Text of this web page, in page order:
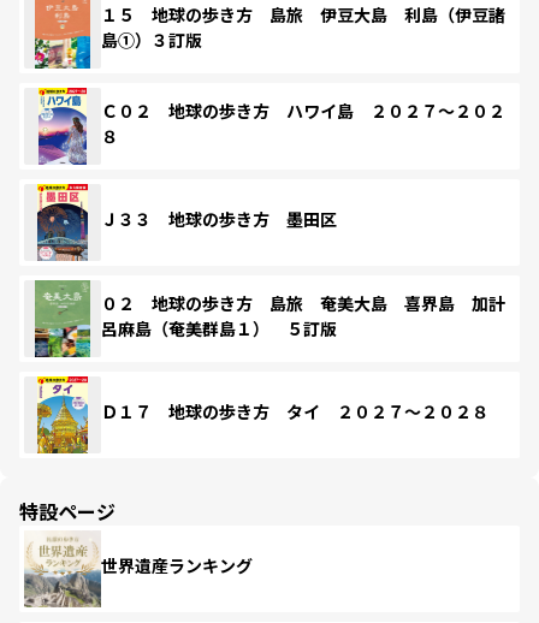
１５ 地球の歩き方 島旅 伊豆大島 利島（伊豆諸
島①）３訂版
Ｃ０２ 地球の歩き方 ハワイ島 ２０２７～２０２
８
Ｊ３３ 地球の歩き方 墨田区
０２ 地球の歩き方 島旅 奄美大島 喜界島 加計
呂麻島（奄美群島１） ５訂版
Ｄ１７ 地球の歩き方 タイ ２０２７～２０２８
特設ページ
世界遺産ランキング